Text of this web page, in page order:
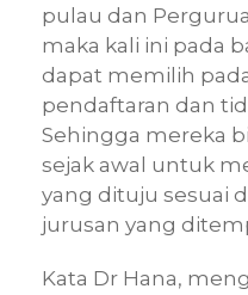
pulau dan
maka kali ini pada
dapat memilih
pendaftaran dan
Sehingga mereka
sejak awal untuk
yang dituju sesuai
jurusan yang
Kata Dr Hana,